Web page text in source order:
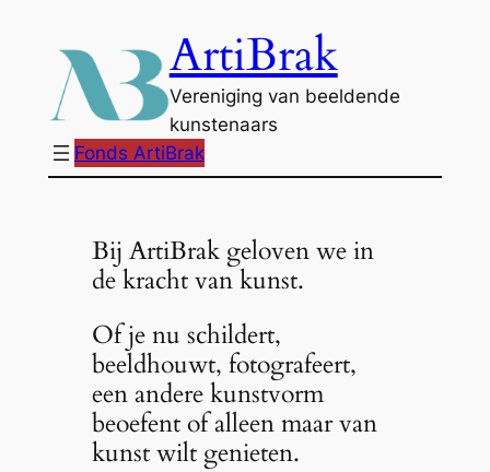
inhoud
ArtiBrak
Vereniging van beeldende
kunstenaars
Fonds ArtiBrak
Bij ArtiBrak geloven we in
de kracht van kunst.
Of je nu schildert,
beeldhouwt, fotografeert,
een andere kunstvorm
beoefent of alleen maar van
kunst wilt genieten.